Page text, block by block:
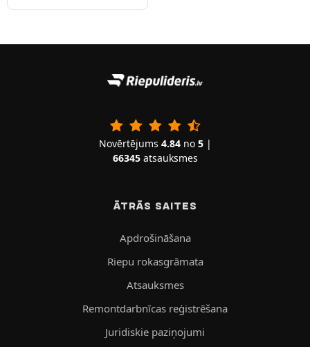
Novērtējums 4.84no 5|
66345atsauksmes
ĀTRĀS SAITES
Apdrošināšana
Riepu rokasgrāmata
Atsauksmes
Remontdarbnīcas reģistrēšana
Juridiskie paziņojumi